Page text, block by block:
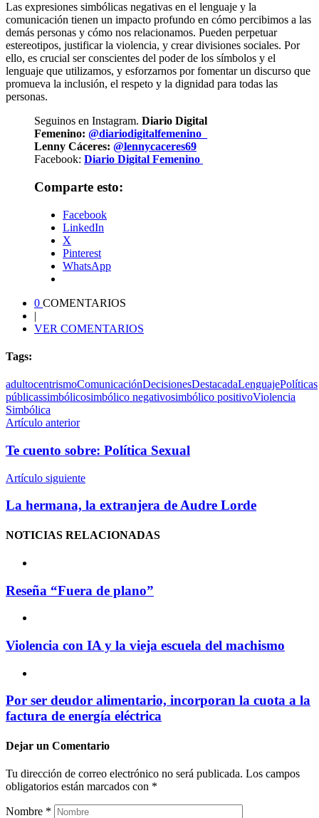
Las expresiones simbólicas negativas en el lenguaje y la
comunicación tienen un impacto profundo en cómo percibimos a las
demás personas y cómo nos relacionamos. Pueden perpetuar
estereotipos, justificar la violencia, y crear divisiones sociales. Por
ello, es crucial ser conscientes del poder de los símbolos y el
lenguaje que utilizamos, y esforzarnos por fomentar un discurso que
promueva la inclusión, el respeto y la dignidad para todas las
personas.
Seguinos en Instagram. Diario Digital
Femenino: @diariodigitalfemenino_
Lenny Cáceres: @lennycaceres69
Facebook: Diario Digital Femenino
Comparte esto:
Facebook
LinkedIn
X
Pinterest
WhatsApp
0 COMENTARIOS
|
VER COMENTARIOS
Tags:
adultocentrismoComunicaciónDecisionesDestacadaLenguajePolíticas
públicassimbólicosimbólico negativosimbólico positivoViolencia
Simbólica
Artículo anterior
Te cuento sobre: Política Sexual
Artículo siguiente
La hermana, la extranjera de Audre Lorde
NOTICIAS RELACIONADAS
Reseña “Fuera de plano”
Violencia con IA y la vieja escuela del machismo
Por ser deudor alimentario, incorporan la cuota a la
factura de energía eléctrica
Dejar un Comentario
Tu dirección de correo electrónico no será publicada. Los campos
obligatorios están marcados con *
Nombre *